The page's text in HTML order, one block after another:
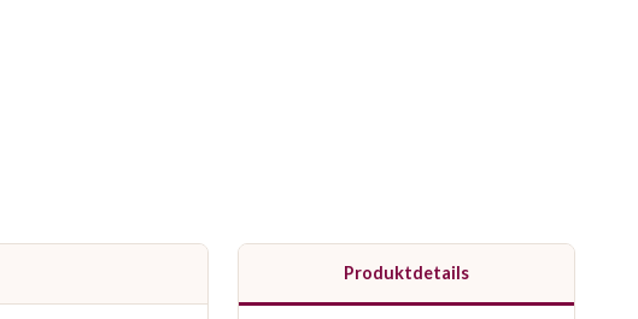
Produktdetails